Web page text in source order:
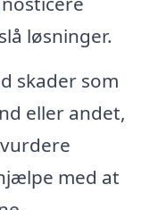
løsninger.
skader som
eller andet,
med at